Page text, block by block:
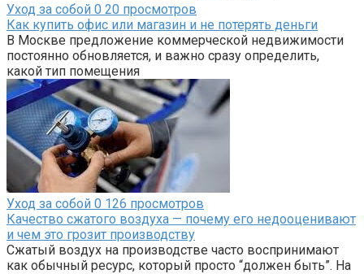
Уход за собой 0 20 просмотров
Как купить офис или магазин и не потерять деньги
В Москве предложение коммерческой недвижимости
постоянно обновляется, и важно сразу определить,
какой тип помещения
Уход за собой 0 126 просмотров
Качество сжатого воздуха — почему его недооценивают
и чем это грозит производству
Сжатый воздух на производстве часто воспринимают
как обычный ресурс, который просто “должен быть”. На